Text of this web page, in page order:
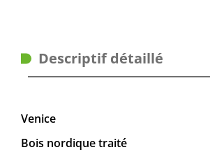
Descriptif détaillé
Venice
Bois nordique traité